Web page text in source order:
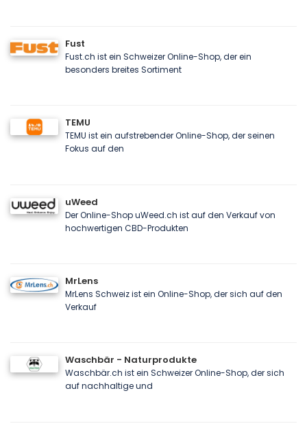
Fust
Fust.ch ist ein Schweizer Online-Shop, der ein
besonders breites Sortiment
TEMU
TEMU ist ein aufstrebender Online-Shop, der seinen
Fokus auf den
uWeed
Der Online-Shop uWeed.ch ist auf den Verkauf von
hochwertigen CBD-Produkten
MrLens
MrLens Schweiz ist ein Online-Shop, der sich auf den
Verkauf
Waschbär - Naturprodukte
Waschbär.ch ist ein Schweizer Online-Shop, der sich
auf nachhaltige und